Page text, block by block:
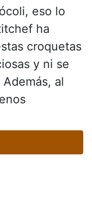
eso lo
ha
croquetas
y ni se
al